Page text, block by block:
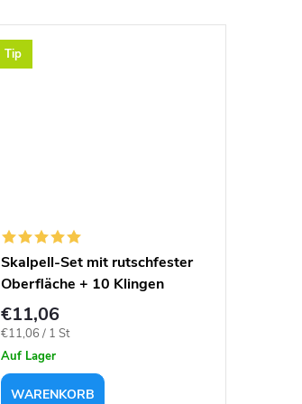
Tip
Skalpell-Set mit rutschfester
Oberfläche + 10 Klingen
€11,06
Verkaufspreis:
€11,06 / 1 St
Auf Lager
WARENKORB